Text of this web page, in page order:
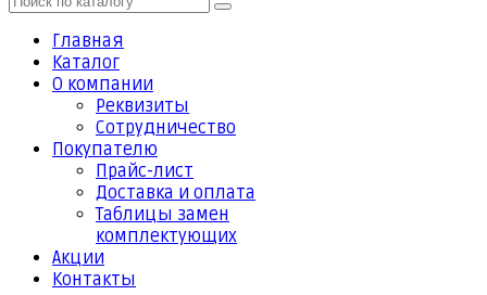
Главная
Каталог
О компании
Реквизиты
Cотрудничество
Покупателю
Прайс-лист
Доставка и оплата
Таблицы замен
комплектующих
Акции
Контакты